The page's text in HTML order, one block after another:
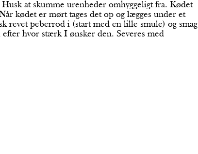
at skumme urenheder omhyggeligt fra. Kødet
kødet er mørt tages det op og lægges under et
revet peberrod i (start med en lille smule) og smag
hvor stærk I ønsker den. Severes med